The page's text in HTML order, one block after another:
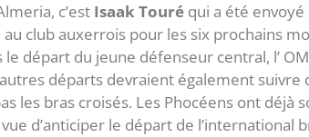
c’est Isaak Touré qui a été envoyé
club auxerrois pour les six prochains
départ du jeune défenseur central, l’
départs devraient également suivre
les bras croisés. Les Phocéens ont déjà
d’anticiper le départ de l’international